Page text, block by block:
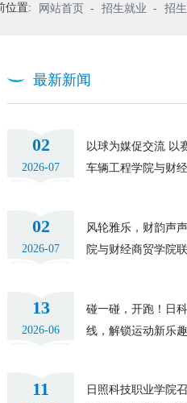
位置: 网站首页 - 招生就业 - 招
最新新闻
02
2026-07
以球为媒促交流 以
车辆工程学院与财
02
2026-07
风轮雅乐，财韵声
院与财经商贸学院
13
2026-06
碰一碰，开跑！日
线，解锁运动新乐趣
11
日照科技职业学院